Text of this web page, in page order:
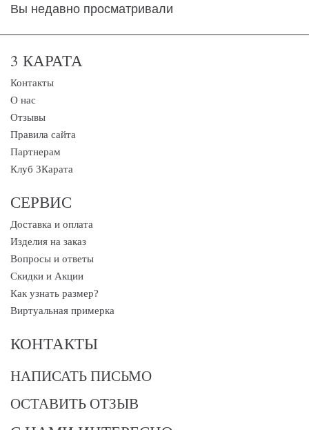
Вы недавно просматривали
3 КАРАТА
Контакты
О нас
Отзывы
Правила сайта
Партнерам
Клуб 3Карата
СЕРВИС
Доставка и оплата
Изделия на заказ
Вопросы и ответы
Скидки и Акции
Как узнать размер?
Виртуальная примерка
КОНТАКТЫ
НАПИСАТЬ ПИСЬМО
ОСТАВИТЬ ОТЗЫВ